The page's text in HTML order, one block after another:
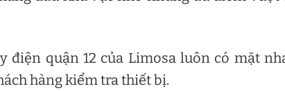
quận 12 của Limosa luôn có mặt
hàng kiểm tra thiết bị.